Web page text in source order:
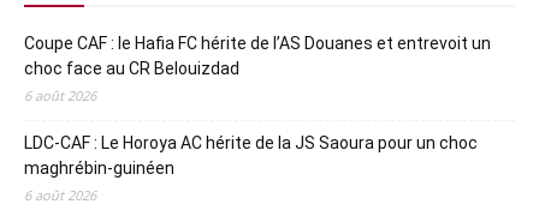
Coupe CAF : le Hafia FC hérite de l’AS Douanes et entrevoit un
choc face au CR Belouizdad
6 août 2026
LDC-CAF : Le Horoya AC hérite de la JS Saoura pour un choc
maghrébin-guinéen
6 août 2026